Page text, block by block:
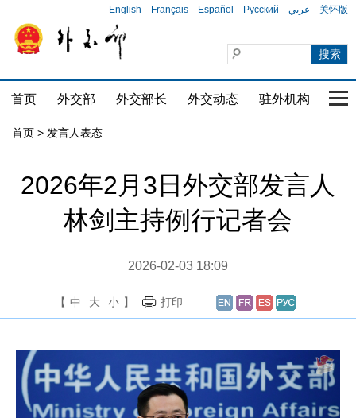
English Français Español Русский عربي 关怀版
首页 外交部 外交部长 外交动态 驻外机构 国
首页 > 发言人表态
2026年2月3日外交部发言人
林剑主持例行记者会
2026-02-03 18:09
【 中 大 小 】 打印